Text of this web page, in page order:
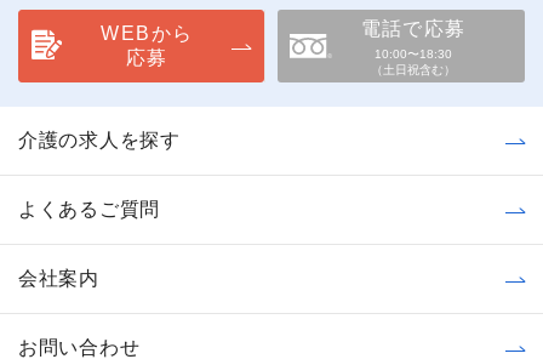
WEBから
応募
電話で応募
10:00〜18:30
（土日祝含む）
介護の求人を探す
よくあるご質問
会社案内
お問い合わせ